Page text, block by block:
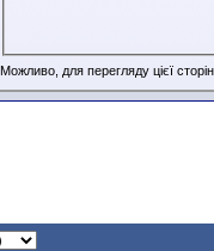
Можливо, для перегляду цієї